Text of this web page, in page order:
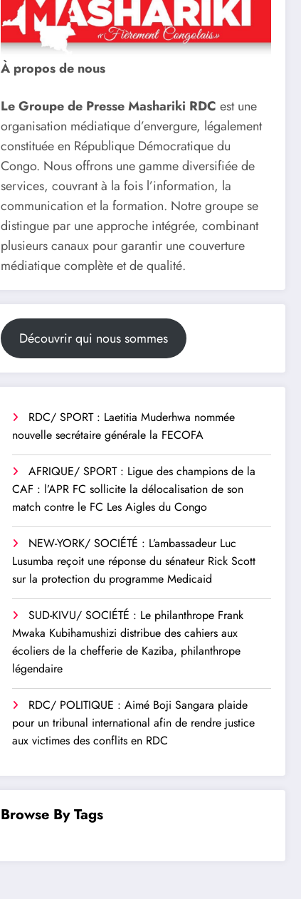
À propos de nous
Le Groupe de Presse Mashariki RDC est une
organisation médiatique d’envergure, légalement
constituée en République Démocratique du
Congo. Nous offrons une gamme diversifiée de
services, couvrant à la fois l’information, la
communication et la formation. Notre groupe se
distingue par une approche intégrée, combinant
plusieurs canaux pour garantir une couverture
médiatique complète et de qualité.
Découvrir qui nous sommes
RDC/ SPORT : Laetitia Muderhwa nommée
nouvelle secrétaire générale la FECOFA
AFRIQUE/ SPORT : Ligue des champions de la
CAF : l’APR FC sollicite la délocalisation de son
match contre le FC Les Aigles du Congo
NEW-YORK/ SOCIÉTÉ : L’ambassadeur Luc
Lusumba reçoit une réponse du sénateur Rick Scott
sur la protection du programme Medicaid
SUD-KIVU/ SOCIÉTÉ : Le philanthrope Frank
Mwaka Kubihamushizi distribue des cahiers aux
écoliers de la chefferie de Kaziba, philanthrope
légendaire
RDC/ POLITIQUE : Aimé Boji Sangara plaide
pour un tribunal international afin de rendre justice
aux victimes des conflits en RDC
Browse By Tags